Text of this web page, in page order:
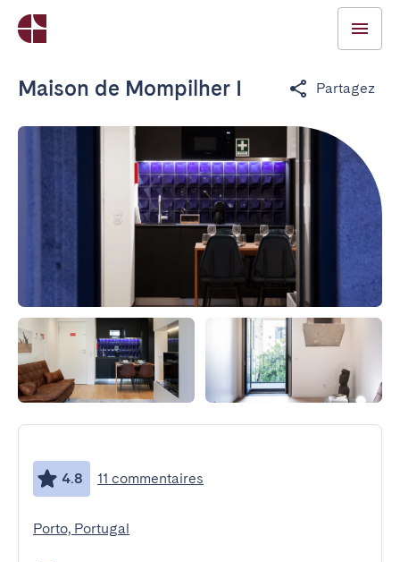
Maison de Mompilher I Partagez
4.8 11 commentaires
Porto, Portugal